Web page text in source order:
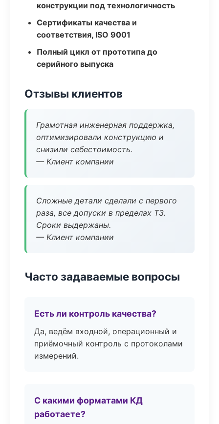
конструкции под технологичность
Сертификаты качества и
соответствия, ISO 9001
Полный цикл от прототипа до
серийного выпуска
Отзывы клиентов
Грамотная инженерная поддержка,
оптимизировали конструкцию и
снизили себестоимость.
— Клиент компании
Сложные детали сделали с первого
раза, все допуски в пределах ТЗ.
Сроки выдержаны.
— Клиент компании
Часто задаваемые вопросы
Есть ли контроль качества?
Да, ведём входной, операционный и
приёмочный контроль с протоколами
измерений.
С какими форматами КД
работаете?